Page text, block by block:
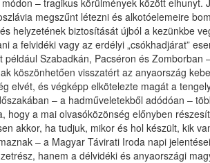
– tragikus körülmények között
megszűnt létezni és alkotóelemeire
helyzetének biztosítását újból a kezünkbe
a felvidéki vagy az erdélyi „csókhadjárat”
például Szabadkán, Pacséron és
köszönhetően visszatért az anyaország
elvét, és végképp elkötelezte magát a
– a hadműveletekből adódóan –
hogy a mai olvasóközönség előnyben
akkor, ha tudjuk, mikor és hol készült, kik
– a Magyar Távirati Iroda napi
hanem a délvidéki és anyaországi